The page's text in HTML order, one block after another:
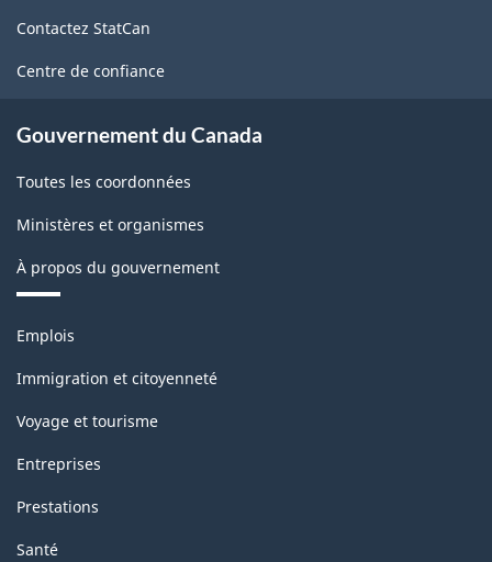
ce
site
Contactez StatCan
Centre de confiance
Gouvernement du Canada
Toutes les coordonnées
Ministères et organismes
À propos du gouvernement
Thèmes
sujets
Emplois
Immigration et citoyenneté
Voyage et tourisme
Entreprises
Prestations
Santé